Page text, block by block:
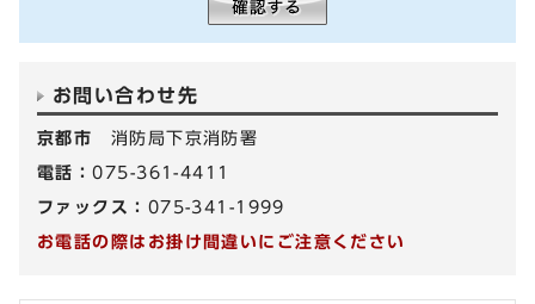
お問い合わせ先
京都市 消防局下京消防署
電話：075-361-4411
ファックス： 075-341-1999
お電話の際はお掛け間違いにご注意ください